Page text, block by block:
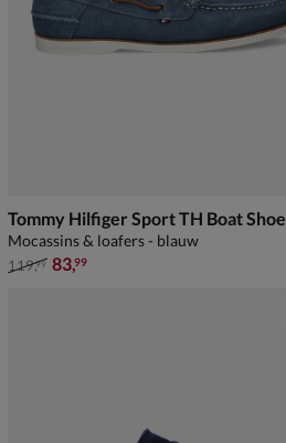
Tommy Hilfiger Sport TH Boat Shoe
Mocassins & loafers - blauw
van € 119,99 voor € 83,99
119,99 83,99